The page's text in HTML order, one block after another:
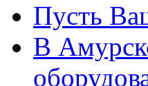
Пусть
В